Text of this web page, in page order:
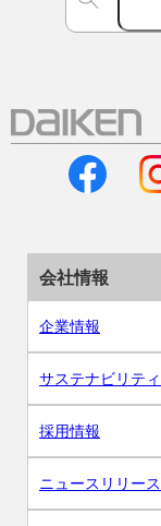
会社情報
企業情報
サステナビリティ
採用情報
ニュースリリース